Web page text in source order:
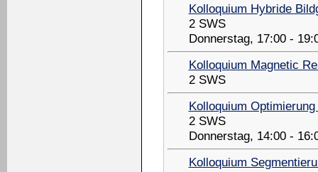
Kolloquium Hybride
2 SWS
Donnerstag, 17:00 -
Kolloquium Magnetic
2 SWS
Kolloquium
2 SWS
Donnerstag, 14:00 -
Kolloquium